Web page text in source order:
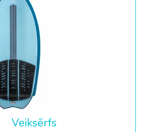
Veiksērfs